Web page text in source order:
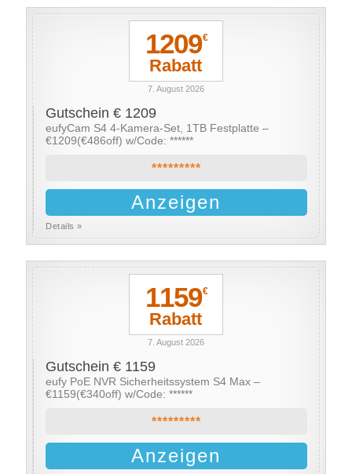
1209€
Rabatt
7. August 2026
Gutschein € 1209
eufyCam S4 4-Kamera-Set, 1TB Festplatte –
€1209(€486off) w/Code: ******
*********
Anzeigen
Details »
1159€
Rabatt
7. August 2026
Gutschein € 1159
eufy PoE NVR Sicherheitssystem S4 Max –
€1159(€340off) w/Code: ******
*********
Anzeigen